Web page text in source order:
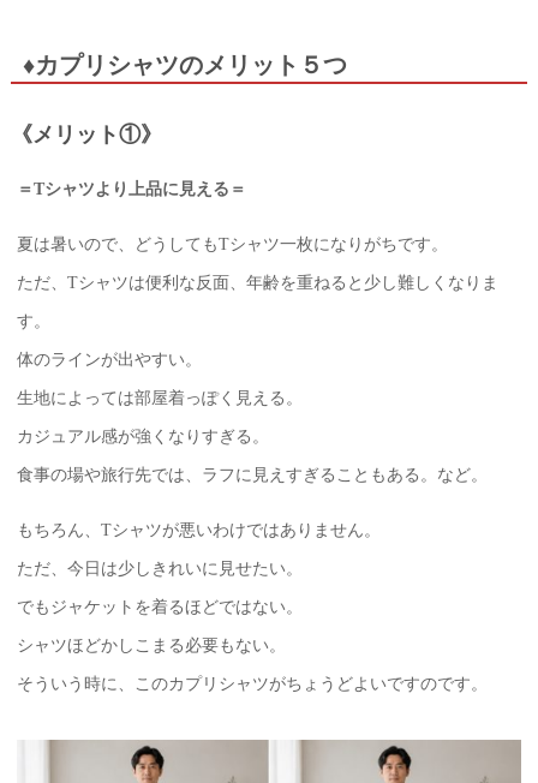
♦カプリシャツのメリット５つ
《メリット①》
＝Tシャツより上品に見える＝
夏は暑いので、どうしてもTシャツ一枚になりがちです。
ただ、Tシャツは便利な反面、年齢を重ねると少し難しくなりま
す。
体のラインが出やすい。
生地によっては部屋着っぽく見える。
カジュアル感が強くなりすぎる。
食事の場や旅行先では、ラフに見えすぎることもある。など。
もちろん、Tシャツが悪いわけではありません。
ただ、今日は少しきれいに見せたい。
でもジャケットを着るほどではない。
シャツほどかしこまる必要もない。
そういう時に、このカプリシャツがちょうどよいですのです。